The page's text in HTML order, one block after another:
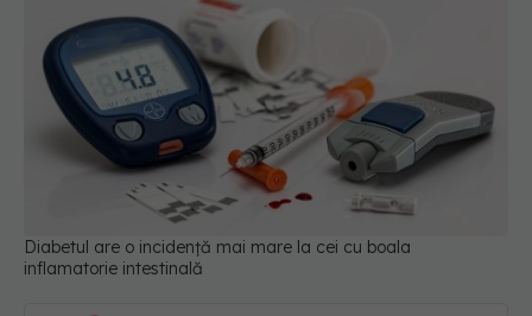
Diabetul are o incidență mai mare la cei cu boala
inflamatorie intestinală